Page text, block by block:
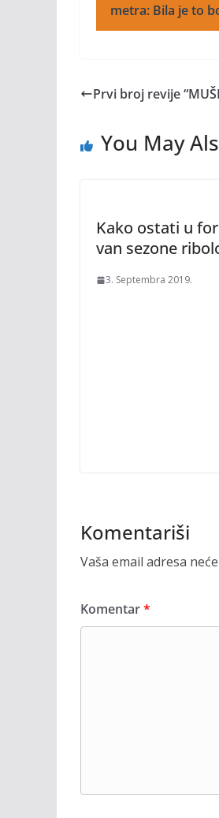
metra: Bila je to
Prvi broj revije
You May
Kako ostati u
van sezone
3. Septembra 2019.
Komentariši
Vaša email adresa
Komentar*